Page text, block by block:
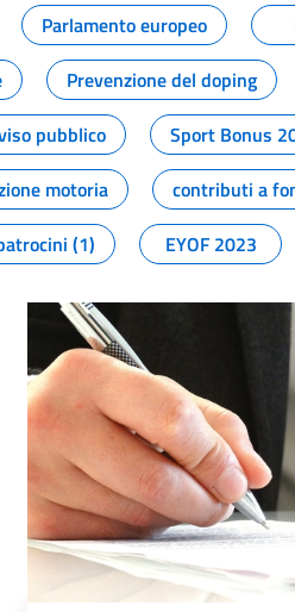
Parlamento europeo
Prevenzione del doping
pubblico Sport Bonus
motoria contributi a
(1) EYOF 2023